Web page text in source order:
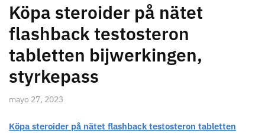
Köpa steroider på nätet
flashback testosteron
tabletten bijwerkingen,
styrkepass
mayo 27, 2023
Köpa steroider på nätet flashback testosteron tabletten